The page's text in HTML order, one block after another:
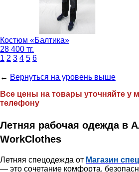
Костюм «Балтика»
28 400 тг.
1 2 3 4 5 6
← Вернуться на уровень выше
Все цены на товары уточняйте у
телефону
Летняя рабочая одежда в
WorkClothes
Летняя спецодежда от Магазин
— это сочетание комфорта,